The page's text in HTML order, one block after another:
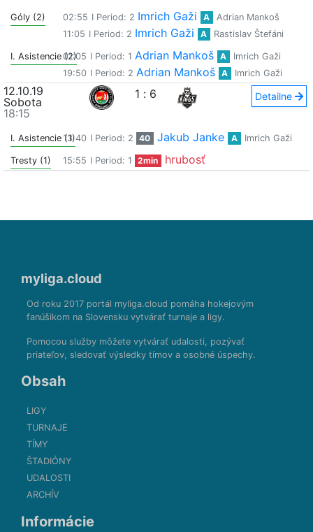
Góly (2) 02:55 I Period: 2 Imrich Gaži A
Adrian Mankoš
11:05 I Period: 2 Imrich Gaži A Rastislav Štefáni
I. Asistencie (2)
01:05 I Period: 1 Adrian Mankoš A
Imrich Gaži
19:50 I Period: 2 Adrian Mankoš A Imrich Gaži
12.10.19
Sobota
18:15
1 : 6 Detailne
I. Asistencie (1)13:40 I Period: 2 40 Jakub Janke A Imrich Gaži
Tresty (1) 15:55 I Period: 1 2min hrubosť
myliga.cloud
Od roku 2017 portál myliga.cloud pomáha hokejovým
fanúšikom na Slovensku vytvárať turnaje a ligy.
Pomocou služby môžete vytvárať udalosti, pozývať
priateľov, sledovať výsledky tímov a osobné úspechy.
Obsah
LIGY
TURNAJE
TÍMY
ŠTADIÓNY
UDALOSTI
ARCHÍV
Informácie